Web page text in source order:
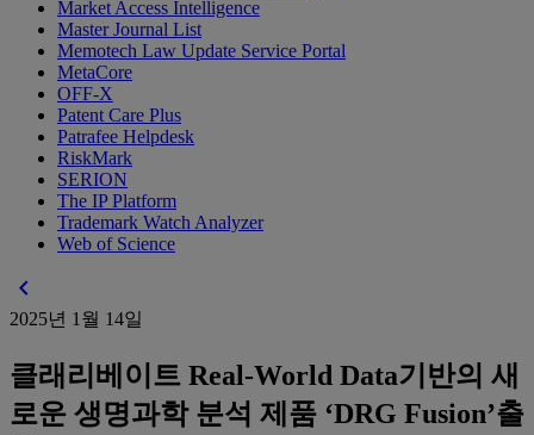
Market Access Intelligence
Master Journal List
Memotech Law Update Service Portal
MetaCore
OFF-X
Patent Care Plus
Patrafee Helpdesk
RiskMark
SERION
The IP Platform
Trademark Watch Analyzer
Web of Science
chevron_left
2025년 1월 14일
클래리베이트 Real-World Data기반의 새
로운 생명과학 분석 제품 ‘DRG Fusion’출